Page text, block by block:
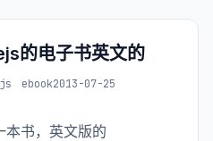
的电子书英文的
ebook2013-07-25
本书，英文版的